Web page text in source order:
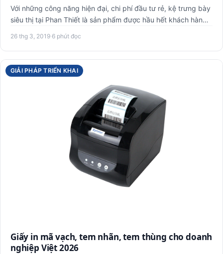
Với những công năng hiện đại, chi phí đầu tư rẻ, kệ trưng bày
siêu thị tại Phan Thiết là sản phẩm được hầu hết khách hàn…
26 thg 3, 2019·6 phút đọc
GIẢI PHÁP TRIỂN KHAI
Giấy in mã vạch, tem nhãn, tem thùng cho doanh
nghiệp Việt 2026